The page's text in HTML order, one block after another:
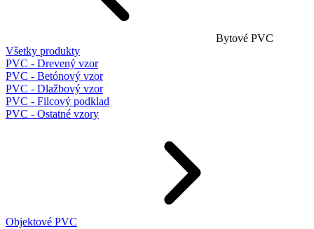
Bytové PVC
Všetky produkty
PVC - Drevený vzor
PVC - Betónový vzor
PVC - Dlažbový vzor
PVC - Filcový podklad
PVC - Ostatné vzory
Objektové PVC